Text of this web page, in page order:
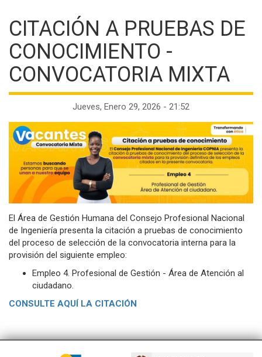
enlaces
de
ayuda
a
la
navegación
CITACIÓN A PRUEBAS DE
CONOCIMIENTO -
CONVOCATORIA MIXTA
Jueves, Enero 29, 2026 - 21:52
El Área de Gestión Humana del Consejo Profesional Nacional
de Ingeniería presenta la citación a pruebas de conocimiento
del proceso de selección de la convocatoria interna para la
provisión del siguiente empleo:
Empleo 4. Profesional de Gestión - Área de Atención al
ciudadano.
CONSULTE AQUÍ LA CITACIÓN